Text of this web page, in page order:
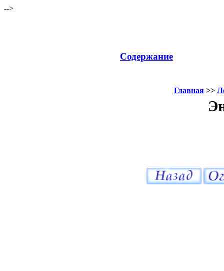
-->
Содержание
Главная >>